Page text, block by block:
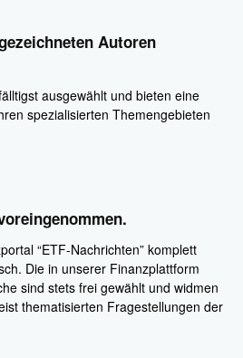
Autoren
ausgewählt und bieten eine
spezialisierten Themengebieten
“ETF-Nachrichten” komplett
Die in unserer Finanzplattform
sind stets frei gewählt und widmen
thematisierten Fragestellungen der